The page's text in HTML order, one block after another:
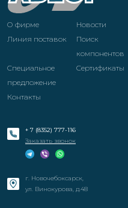
О фирме
Новости
Линия поставок
Поиск
компонентов
Специальное
предложение
Cертификаты
Контакты
+ 7 (8352) 777-116
Заказать звонок
г. Новочебоксарск,
ул. Винокурова, д.48